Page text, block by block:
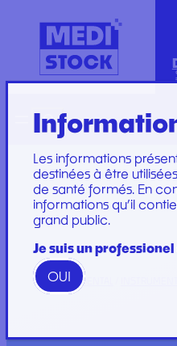
ISOLATION GOWN WITH
CUFFS
ACCESSORIES
INJECTION,
PERFUSION
CONSOMMABLES
GYNECOLOGY
PROTECTION ET HYGIÈNE
DRESSING SET
RechercheFrançais
HOME DENTAL
Les informations
destinées à être
de santé formés. En
informations qu’il
grand public.
Je suis un
OUI